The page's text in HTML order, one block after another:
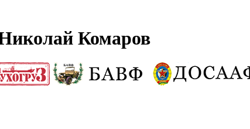
Комаров